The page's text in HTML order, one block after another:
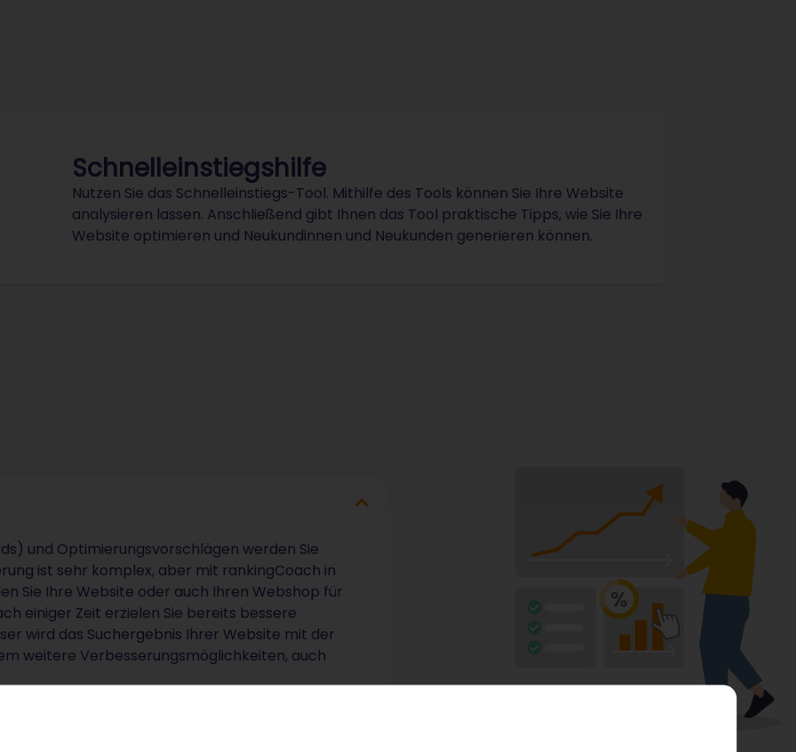
Schnelleinstiegshilfe
Nutzen Sie das Schnelleinstiegs-Tool. Mithilfe des Tools können Sie Ihre Website
analysieren lassen. Anschließend gibt Ihnen das Tool praktische Tipps, wie Sie Ihre
Website optimieren und Neukundinnen und Neukunden generieren können.
und Optimierungs­vorschlägen werden Sie
ist sehr komplex, aber mit rankingCoach in
Sie Ihre Website oder auch Ihren Webshop für
einiger Zeit erzielen Sie bereits bessere
wird das Suchergebnis Ihrer Website mit der
weitere Verbesserungsmöglichkeiten, auch
oder Homepage-Paket hinzu - egal ob Sie
hosten.